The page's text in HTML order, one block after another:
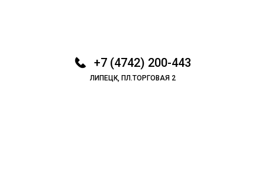
+7 (4742) 200-443
ЛИПЕЦК, ПЛ.ТОРГОВАЯ 2